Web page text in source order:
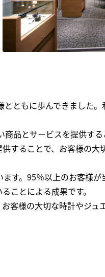
ともに歩んできました
品とサービスを提供す
することで、お客様の大
す。95％以上のお客様
ことによる成果です。
客様の大切な時計やジュ